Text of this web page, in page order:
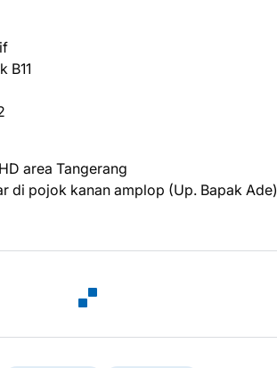
B11
area Tangerang
di pojok kanan amplop (Up. Bapak Ade)